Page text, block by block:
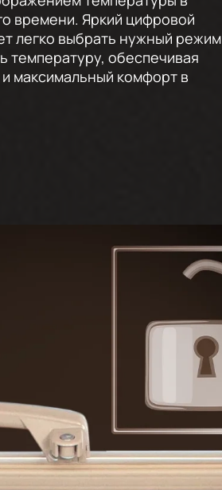
времени. Яркий цифровой
легко выбрать нужный режим
температуру, обеспечивая
максимальный комфорт в